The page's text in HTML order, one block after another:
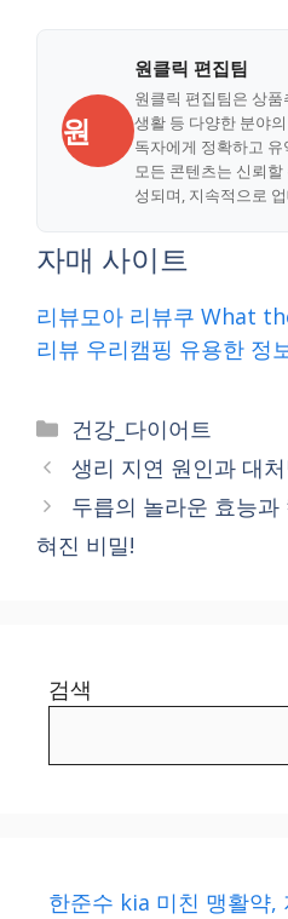
원
원클릭 편집팀
원클릭 편집팀은 상
생활 등 다양한 분야
독자에게 정확하고
모든 콘텐츠는 신뢰
성되며, 지속적으로
자매 사이트
리뷰모아 리뷰쿠 What
리뷰 우리캠핑 유용한 정
Categories
건강_다이어트
생리 지연 원인과 대
두릅의 놀라운 효능
혀진 비밀!
검색
한준수 kia 미친 맹활약,